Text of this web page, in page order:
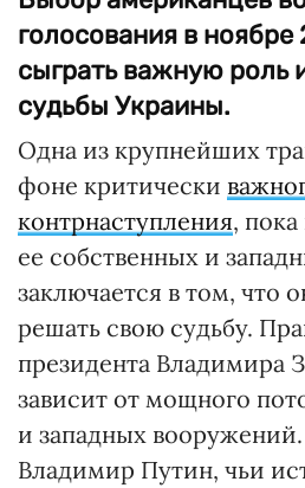
голосования в
сыграть важную роль
судьбы Украины.
Одна из крупнейших
фоне критически
контрнаступления,
ее собственных и
заключается в том, что
решать свою судьбу.
президента Владимира
зависит от мощного
и западных
Владимир Путин, чьи